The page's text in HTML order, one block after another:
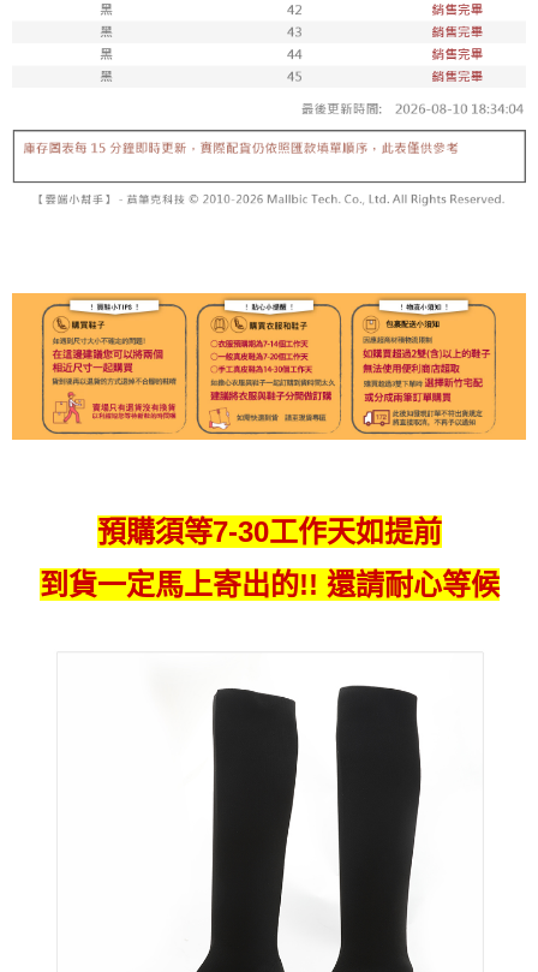
7-11取貨付款
每筆NT$100，滿NT$1,800(含以上)免運費
每筆NT$150，滿NT$1,800(含以上)免運費
預購須等7-30工作天如提前
到貨一定馬上寄出的!! 還請耐心等候